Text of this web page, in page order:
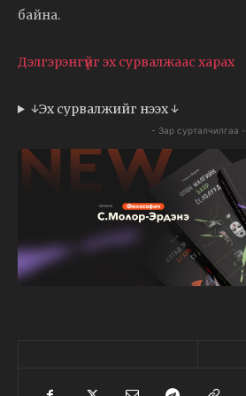
байна.
Дэлгэрэнгүйг эх сурвалжаас харах
↓Эх сурвалжийг нээх ↓
- Зар сурталчилгаа -